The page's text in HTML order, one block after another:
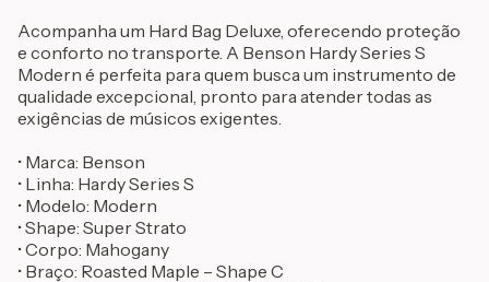
Acompanha um Hard Bag Deluxe, oferecendo proteção
e conforto no transporte. A Benson Hardy Series S
Modern é perfeita para quem busca um instrumento de
qualidade excepcional, pronto para atender todas as
exigências de músicos exigentes.
• Marca: Benson
• Linha: Hardy Series S
• Modelo: Modern
• Shape: Super Strato
• Corpo: Mahogany
• Braço: Roasted Maple – Shape C